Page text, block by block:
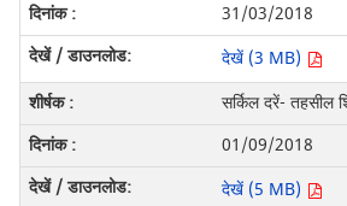
31/03/2018
देखें (3 MB)
सर्किल दरें- तहसील
01/09/2018
देखें (5 MB)